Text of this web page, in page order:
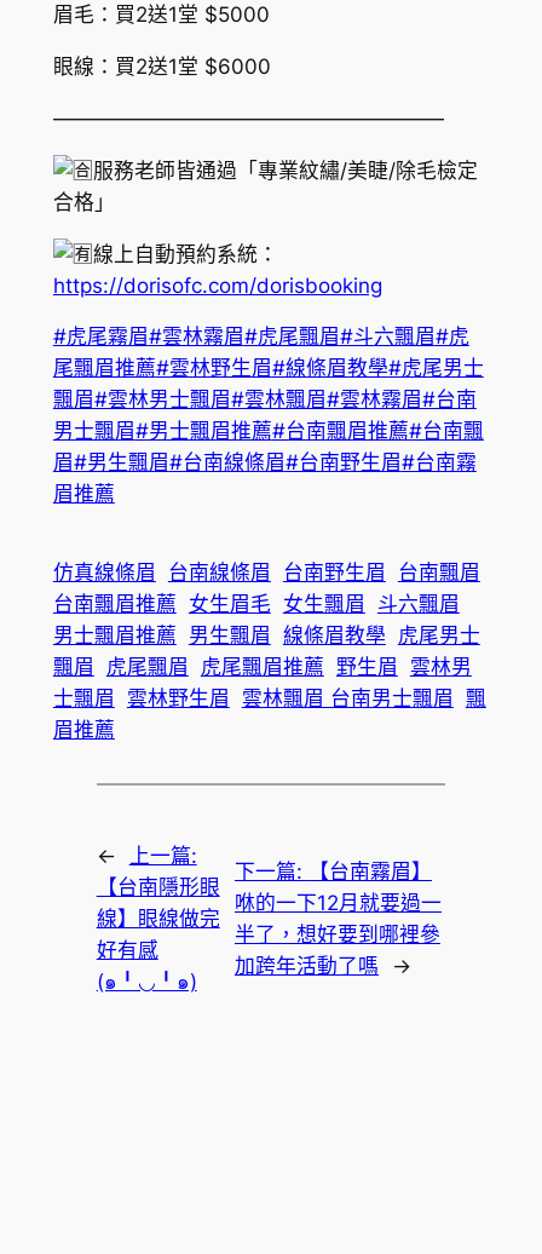
眉毛：買2送1堂 $5000
眼線：買2送1堂 $6000
———————————————————
服務老師皆通過「專業紋繡/美睫/除毛檢定
合格」
線上自動預約系統：
https://dorisofc.com/dorisbooking
#虎尾霧眉#雲林霧眉#虎尾飄眉#斗六飄眉#虎
尾飄眉推薦#雲林野生眉#線條眉教學#虎尾男士
飄眉#雲林男士飄眉#雲林飄眉#雲林霧眉#台南
男士飄眉#男士飄眉推薦#台南飄眉推薦#台南飄
眉#男生飄眉#台南線條眉#台南野生眉#台南霧
眉推薦
仿真線條眉 台南線條眉 台南野生眉
台南飄眉
台南飄眉推薦 女生眉毛 女生飄眉
斗六飄眉
男士飄眉推薦 男生飄眉 線條眉教學 虎尾男士
飄眉
虎尾飄眉 虎尾飄眉推薦 野生眉 雲林男
士飄眉 雲林野生眉 雲林飄眉 台南男士飄眉 飄
眉推薦
←
上一篇:
【台南隱形眼
線】眼線做完
好有感
(๑╹◡╹๑)
下一篇:
【台南霧眉】
咻的一下12月就要過一
半了，想好要到哪裡參
加跨年活動了嗎
→